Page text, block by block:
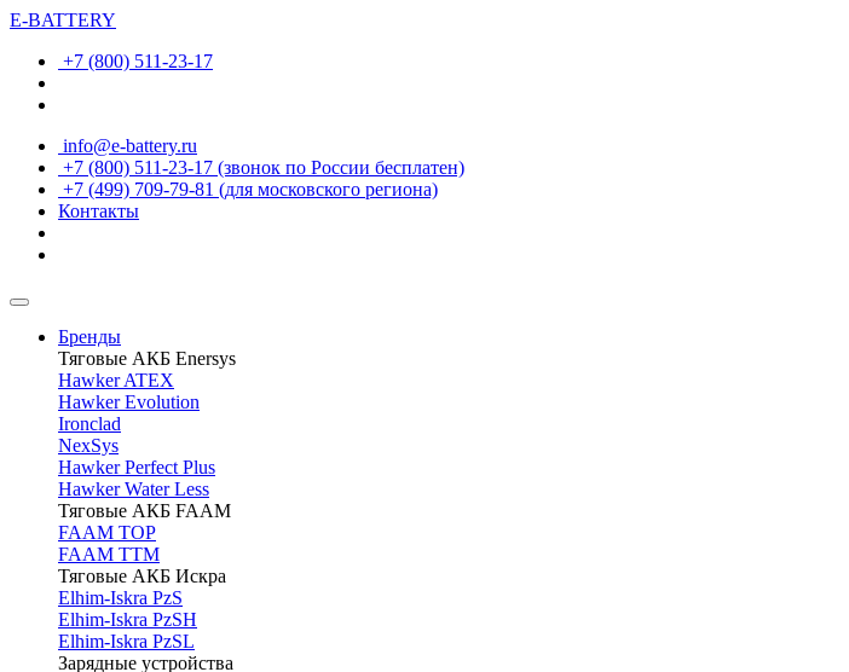
E-BATTERY
+7 (800) 511-23-17
info@e-battery.ru
+7 (800) 511-23-17 (звонок по России бесплатен)
+7 (499) 709-79-81 (для московского региона)
Контакты
Бренды
Тяговые АКБ Enersys
Hawker ATEX
Hawker Evolution
Ironclad
NexSys
Hawker Perfect Plus
Hawker Water Less
Тяговые АКБ FAAM
FAAM TOP
FAAM TTM
Тяговые АКБ Искра
Elhim-Iskra PzS
Elhim-Iskra PzSH
Elhim-Iskra PzSL
Зарядные устройства